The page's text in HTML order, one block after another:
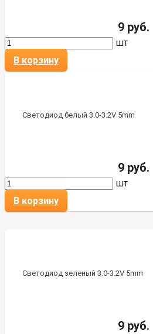
9 руб.
шт
В корзину
Светодиод белый 3.0-3.2V 5mm
9 руб.
шт
В корзину
Светодиод зеленый 3.0-3.2V 5mm
9 руб.